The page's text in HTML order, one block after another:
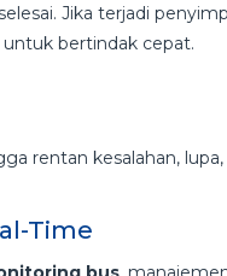
Jika terjadi
bertindak cepat.
rentan kesalahan,
Time